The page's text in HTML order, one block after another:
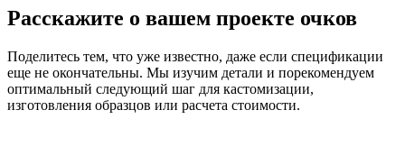
Расскажите о вашем проекте очков
Поделитесь тем, что уже известно, даже если спецификации
еще не окончательны. Мы изучим детали и порекомендуем
оптимальный следующий шаг для кастомизации,
изготовления образцов или расчета стоимости.